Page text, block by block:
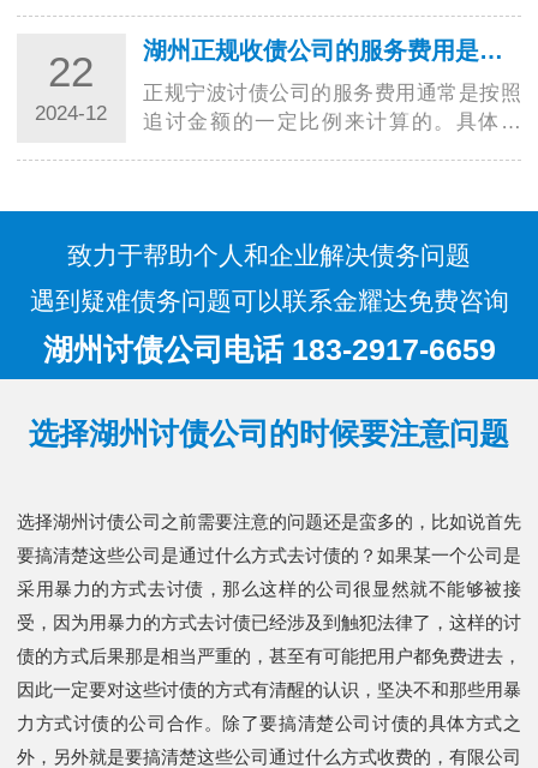
要考虑多种…
22
2024-12
湖州正规收债公司的服务费用是如何计算的？
正规宁波讨债公司的服务费用通常是按照
追讨金额的一定比例来计算的。具体来
致力于帮助个人和企业解决债务问题
遇到疑难债务问题可以联系金耀达免费咨询
湖州讨债公司电话 183-2917-6659
选择湖州讨债公司的时候要注意问题
选择湖州讨债公司之前需要注意的问题还是蛮多的，比如说首先
要搞清楚这些公司是通过什么方式去讨债的？如果某一个公司是
采用暴力的方式去讨债，那么这样的公司很显然就不能够被接
受，因为用暴力的方式去讨债已经涉及到触犯法律了，这样的讨
债的方式后果那是相当严重的，甚至有可能把用户都免费进去，
因此一定要对这些讨债的方式有清醒的认识，坚决不和那些用暴
力方式讨债的公司合作。除了要搞清楚公司讨债的具体方式之
外，另外就是要搞清楚这些公司通过什么方式收费的，有限公司